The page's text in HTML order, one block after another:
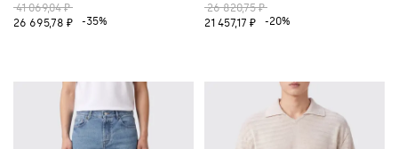
41 069,04 ₽
26 695,78 ₽
-35%
26 820,75 ₽
21 457,17 ₽
-20%